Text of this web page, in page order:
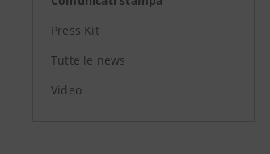
Press Kit
Tutte le news
Video